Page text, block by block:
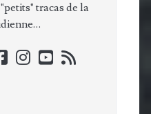
tracas de la
facebook
instagram
youtube
rss